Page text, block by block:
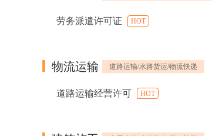
劳务派遣许可证 HOT
物流运输 道路运输/水路货运/物流快递
道路运输经营许可 HOT